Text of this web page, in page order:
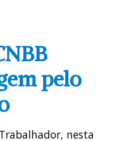
pelo
nesta